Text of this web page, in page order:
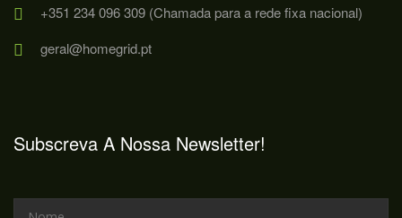
+351 234 096 309 (Chamada para a rede fixa nacional)
geral@homegrid.pt
Subscreva A Nossa Newsletter!